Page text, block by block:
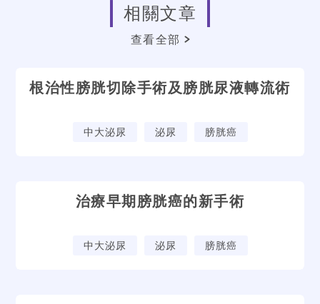
相關文章
查看全部
根治性膀胱切除手術及膀胱尿液轉流術
中大泌尿 泌尿 膀胱癌
治療早期膀胱癌的新手術
中大泌尿 泌尿 膀胱癌